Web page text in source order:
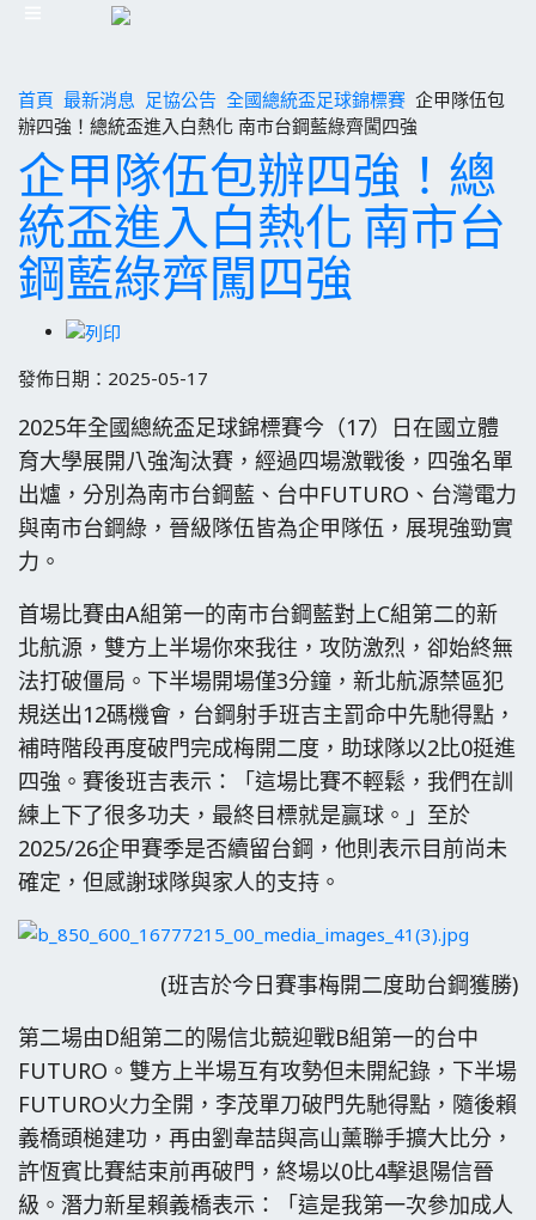
首頁 最新消息 足協公告 全國總統盃足球錦標賽 企甲隊伍包
辦四強！總統盃進入白熱化 南市台鋼藍綠齊闖四強
企甲隊伍包辦四強！總
統盃進入白熱化 南市台
鋼藍綠齊闖四強
發佈日期：2025-05-17
2025年全國總統盃足球錦標賽今（17）日在國立體
育大學展開八強淘汰賽，經過四場激戰後，四強名單
出爐，分別為南市台鋼藍、台中FUTURO、台灣電力
與南市台鋼綠，晉級隊伍皆為企甲隊伍，展現強勁實
力。
首場比賽由A組第一的南市台鋼藍對上C組第二的新
北航源，雙方上半場你來我往，攻防激烈，卻始終無
法打破僵局。下半場開場僅3分鐘，新北航源禁區犯
規送出12碼機會，台鋼射手班吉主罰命中先馳得點，
補時階段再度破門完成梅開二度，助球隊以2比0挺進
四強。賽後班吉表示：「這場比賽不輕鬆，我們在訓
練上下了很多功夫，最終目標就是贏球。」至於
2025/26企甲賽季是否續留台鋼，他則表示目前尚未
確定，但感謝球隊與家人的支持。
(班吉於今日賽事梅開二度助台鋼獲勝)
第二場由D組第二的陽信北競迎戰B組第一的台中
FUTURO。雙方上半場互有攻勢但未開紀錄，下半場
FUTURO火力全開，李茂單刀破門先馳得點，隨後賴
義橋頭槌建功，再由劉韋喆與高山薰聯手擴大比分，
許恆賓比賽結束前再破門，終場以0比4擊退陽信晉
級。潛力新星賴義橋表示：「這是我第一次參加成人